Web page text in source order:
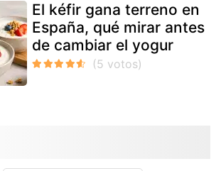
El kéfir gana terreno en
España, qué mirar antes
de cambiar el yogur